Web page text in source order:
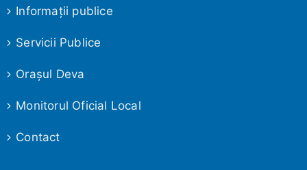
Informaţii publice
Servicii Publice
Oraşul Deva
Monitorul Oficial Local
Contact